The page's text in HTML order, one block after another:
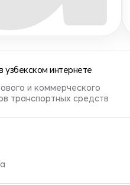
интернете
и коммерческого
транспортных средств